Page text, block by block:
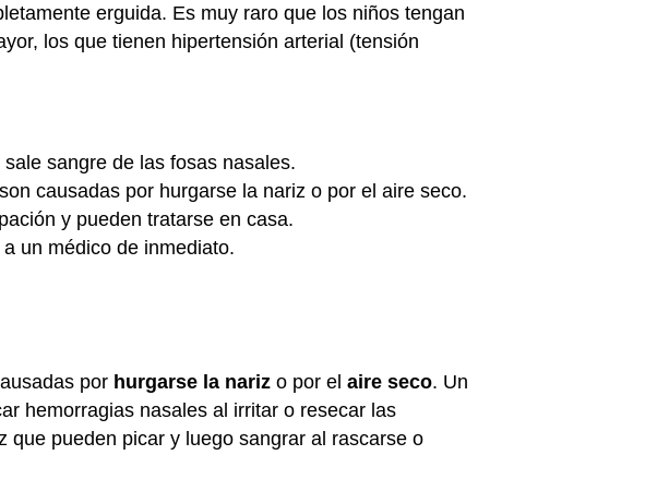
erguida. Es muy raro que los niños tengan
los que tienen hipertensión arterial (tensión
sangre de las fosas nasales.
causadas por hurgarse la nariz o por el aire seco.
y pueden tratarse en casa.
un médico de inmediato.
por hurgarse la nariz o por el aire seco. Un
hemorragias nasales al irritar o resecar las
pueden picar y luego sangrar al rascarse o